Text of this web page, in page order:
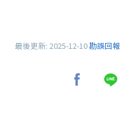
最後更新: 2025-12-10勘誤回報